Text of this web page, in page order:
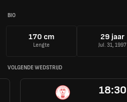
BIO
170 cm
Lengte
29 jaar
Jul. 31, 1997
VOLGENDE WEDSTRIJD
18:30